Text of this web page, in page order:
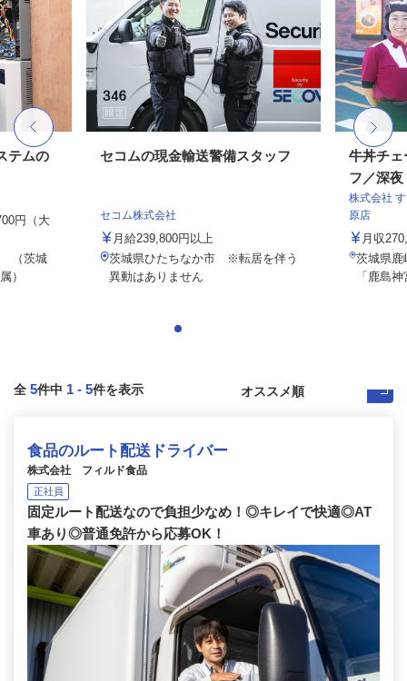
テムの
円（大
（茨城
）
セコムの現金輸送警備スタッフ
セコム株式会社
月給239,800円以上
茨城県ひたちなか市 ※転居を伴う
異動はありません
牛丼チェ
フ／深夜
株式会社
原店
月収
茨城県鹿
「鹿島
全 5件中 1 - 5件を表示
食品のルート配送ドライバー
株式会社 フィルド食品
正社員
固定ルート配送なので負担少なめ！◎キレイで快適◎AT
車あり◎普通免許から応募OK！